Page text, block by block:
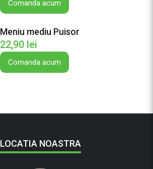
Comanda acum
Meniu mediu Puisor
22,90 lei
Comanda acum
LOCATIA NOASTRA